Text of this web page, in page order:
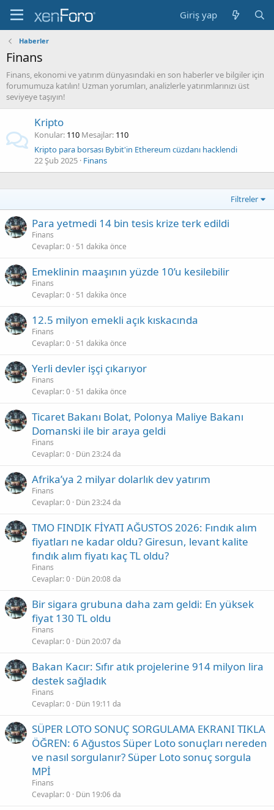
Giriş yap
Haberler
Finans
Finans, ekonomi ve yatırım dünyasındaki en son haberler ve bilgiler için
forumumuza katılın! Uzman yorumları, analizlerle yatırımlarınızı üst
seviyeye taşıyın!
Kripto
Konular 110 Mesajlar 110
Kripto para borsası Bybit'in Ethereum cüzdanı hacklendi
22 Şub 2025 Finans
Filtreler
Para yetmedi 14 bin tesis krize terk edildi
Finans
Cevaplar 0 51 dakika önce
Emeklinin maaşının yüzde 10’u kesilebilir
Finans
Cevaplar 0 51 dakika önce
12.5 milyon emekli açık kıskacında
Finans
Cevaplar 0 51 dakika önce
Yerli devler işçi çıkarıyor
Finans
Cevaplar 0 51 dakika önce
Ticaret Bakanı Bolat, Polonya Maliye Bakanı
Domanski ile bir araya geldi
Finans
Cevaplar 0 Dün 23:24 da
Afrika’ya 2 milyar dolarlık dev yatırım
Finans
Cevaplar 0 Dün 23:24 da
TMO FINDIK FİYATI AĞUSTOS 2026: Fındık alım
fiyatları ne kadar oldu? Giresun, levant kalite
fındık alım fiyatı kaç TL oldu?
Finans
Cevaplar 0 Dün 20:08 da
Bir sigara grubuna daha zam geldi: En yüksek
fiyat 130 TL oldu
Finans
Cevaplar 0 Dün 20:07 da
Bakan Kacır: Sıfır atık projelerine 914 milyon lira
destek sağladık
Finans
Cevaplar 0 Dün 19:11 da
SÜPER LOTO SONUÇ SORGULAMA EKRANI TIKLA
ÖĞREN: 6 Ağustos Süper Loto sonuçları nereden
ve nasıl sorgulanır? Süper Loto sonuç sorgula
MPİ
Finans
Cevaplar 0 Dün 19:06 da